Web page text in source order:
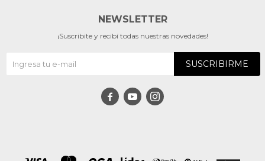
NEWSLETTER
¡Suscribite y recibí todas nuestras novedades!
SUSCRIBIRME
  